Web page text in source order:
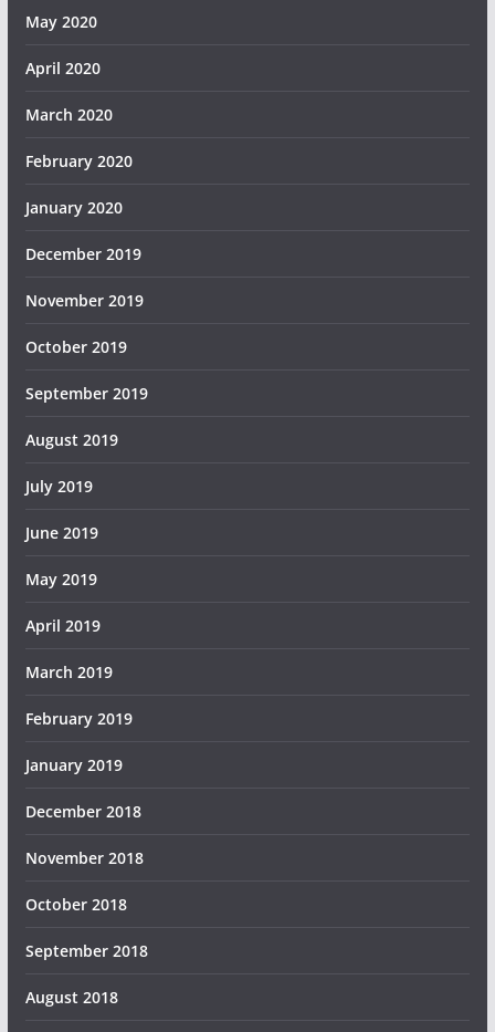
May 2020
April 2020
March 2020
February 2020
January 2020
December 2019
November 2019
October 2019
September 2019
August 2019
July 2019
June 2019
May 2019
April 2019
March 2019
February 2019
January 2019
December 2018
November 2018
October 2018
September 2018
August 2018